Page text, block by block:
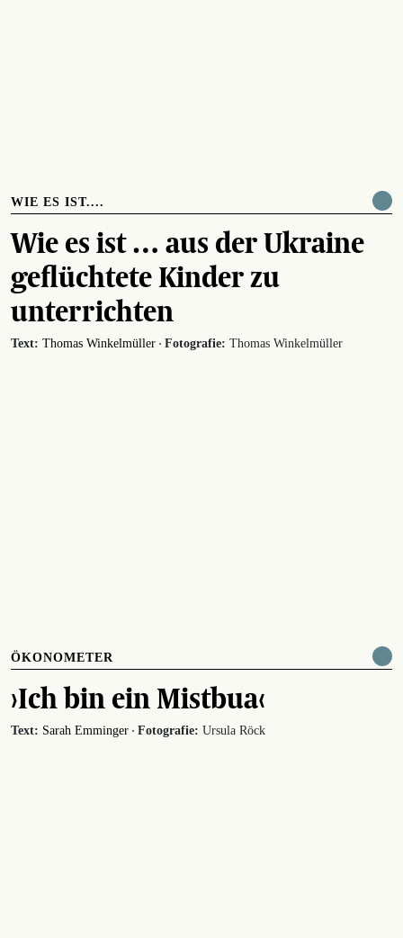
WIE ES IST....
Wie es ist … aus der Ukraine
geflüchtete Kinder zu
unterrichten
Text: Thomas Winkelmüller · Fotografie: Thomas Winkelmüller
ÖKONOMETER
›Ich bin ein Mistbua‹
Text: Sarah Emminger · Fotografie: Ursula Röck